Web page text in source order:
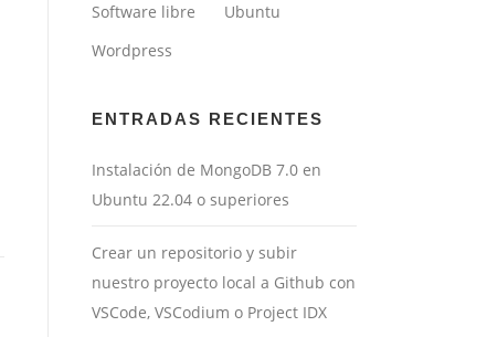
Software libre
Ubuntu
Wordpress
ENTRADAS RECIENTES
Instalación de MongoDB 7.0 en
Ubuntu 22.04 o superiores
Crear un repositorio y subir
nuestro proyecto local a Github con
VSCode, VSCodium o Project IDX